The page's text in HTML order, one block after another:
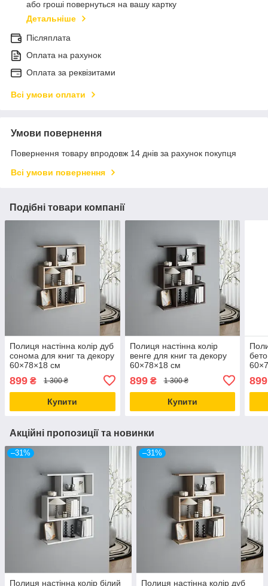
або гроші повернуться на вашу картку
Детальніше
Післяплата
Оплата на рахунок
Оплата за реквізитами
Всі умови оплати
Умови повернення
Повернення товару впродовж 14 днів за рахунок покупця
Всі умови повернення
Подібні товари компанії
Полиця настінна колір дуб
сонома для книг та декору
60×78×18 см
899 ₴ 1 300 ₴
Купити
Полиця настінна колір
венге для книг та декору
60×78×18 см
899₴ 1 300 ₴
Купити
899
Акційні пропозиції та новинки
–31%
Полиця настінна колір білий
–31%
Полиця настінна колір дуб